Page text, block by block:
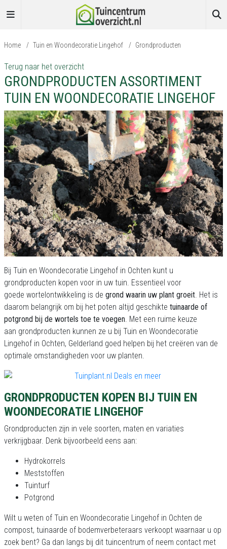
Home / Tuin en Woondecoratie Lingehof / Grondproducten
Terug naar het overzicht
GRONDPRODUCTEN ASSORTIMENT
TUIN EN WOONDECORATIE LINGEHOF
Bij Tuin en Woondecoratie Lingehof in Ochten kunt u
grondproducten kopen voor in uw tuin. Essentieel voor
goede wortelontwikkeling is de grond waarin uw plant groeit . Het is
daarom belangrijk om bij het poten altijd geschikte tuinaarde of
potgrond bij de wortels toe te voegen . Met een ruime keuze
aan grondproducten kunnen ze u bij Tuin en Woondecoratie
Lingehof in Ochten, Gelderland goed helpen bij het creëren van de
optimale omstandigheden voor uw planten.
GRONDPRODUCTEN KOPEN BIJ TUIN EN
WOONDECORATIE LINGEHOF
Grondproducten zijn in vele soorten, maten en variaties
verkrijgbaar. Denk bijvoorbeeld eens aan:
Hydrokorrels
Meststoffen
Tuinturf
Potgrond
Wilt u weten of Tuin en Woondecoratie Lingehof in Ochten de
compost, tuinaarde of bodemverbeteraars verkoopt waarnaar u op
zoek bent? Ga dan langs bij dit tuincentrum of neem contact met